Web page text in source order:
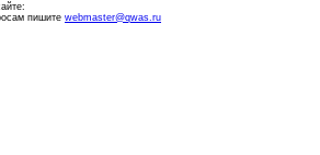
пишите webmaster@qwas.ru